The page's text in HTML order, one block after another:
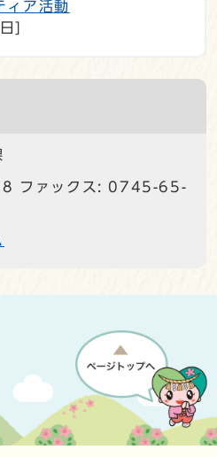
ィア活動
]
ファックス: 0745-65-